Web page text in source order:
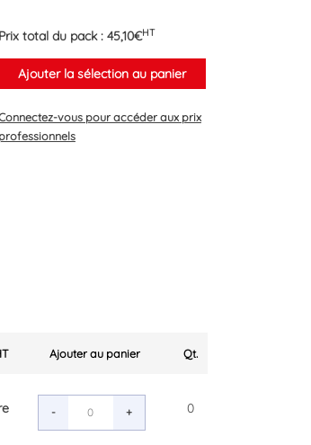
Prix total du pack : 45,10€HT
Ajouter la sélection au panier
vouspour accéder aux prix
professionnels
Ajouter au panier Qt.
- + 0